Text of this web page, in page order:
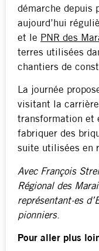
démarche depuis
aujourd’hui
et le PNR des
terres utilisées
chantiers de
La journée
visitant la
transformation et
fabriquer des
suite utilisées en
Avec François
Régional des
représentant·es
pionniers.
Pour aller plus